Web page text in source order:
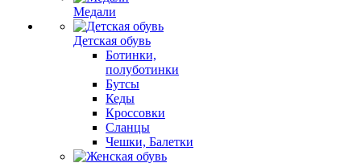
Медали
Детская обувь
Ботинки,
полуботинки
Бутсы
Кеды
Кроссовки
Сланцы
Чешки, Балетки